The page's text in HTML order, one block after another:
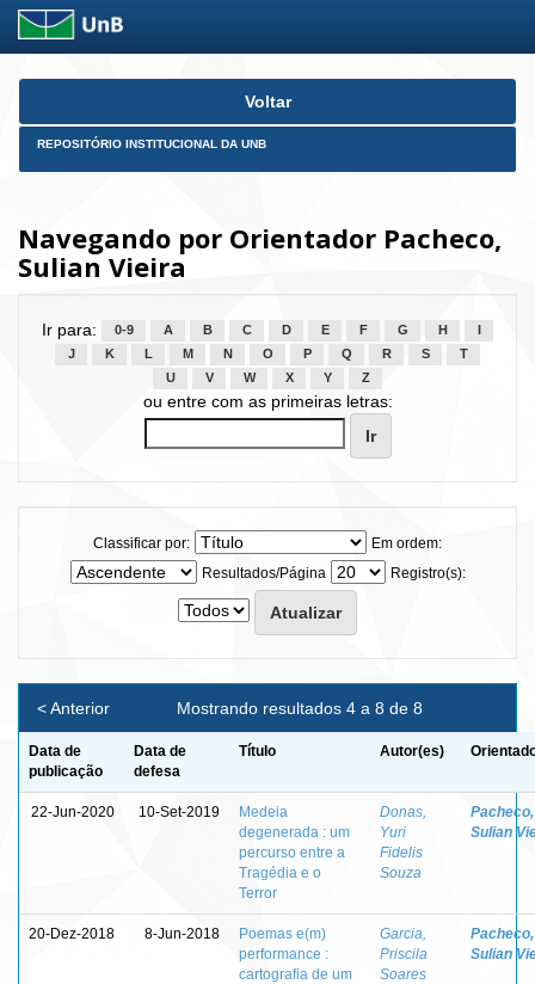
Skip
Voltar
REPOSITÓRIO INSTITUCIONAL DA UNB
Navegando por Orientador Pacheco,
Sulian Vieira
Ir para: 0-9 A B C D E F G H
J
K L M N O P Q R S
T
U
V W X Y Z
ou entre com as primeiras letras:
Classificar por:
Em ordem:
Resultados/Página
Registro(s):
Mostrando resultados 4 a 8 de 8
< Anterior
Data de
publicação
Data de
defesa
Título Autor(es)
22-Jun-2020 10-Set-2019
Medeia
degenerada : um
percurso entre a
Tragédia e o
Terror
Donas,
Yuri
Fidelis
Souza
Pacheco,
Sulian
20-Dez-2018 8-Jun-2018
Poemas e(m)
performance :
cartografia de um
Garcia,
Priscila
Soares
Pacheco,
Sulian